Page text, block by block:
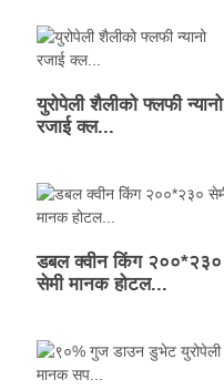
युरोपेली शैलीको फ्लफी न्यानो
रजाई क्ल...
डबल क्वीन किंग २००*२३०
सेमी मानक होटल...